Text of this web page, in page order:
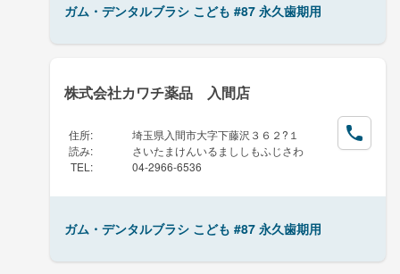
ガム・デンタルブラシ こども #87 永久歯期用
株式会社カワチ薬品 入間店
住所:
埼玉県入間市大字下藤沢３６２?１
読み:
さいたまけんいるまししもふじさわ
TEL : 04-2966-6536
ガム・デンタルブラシ こども #87 永久歯期用